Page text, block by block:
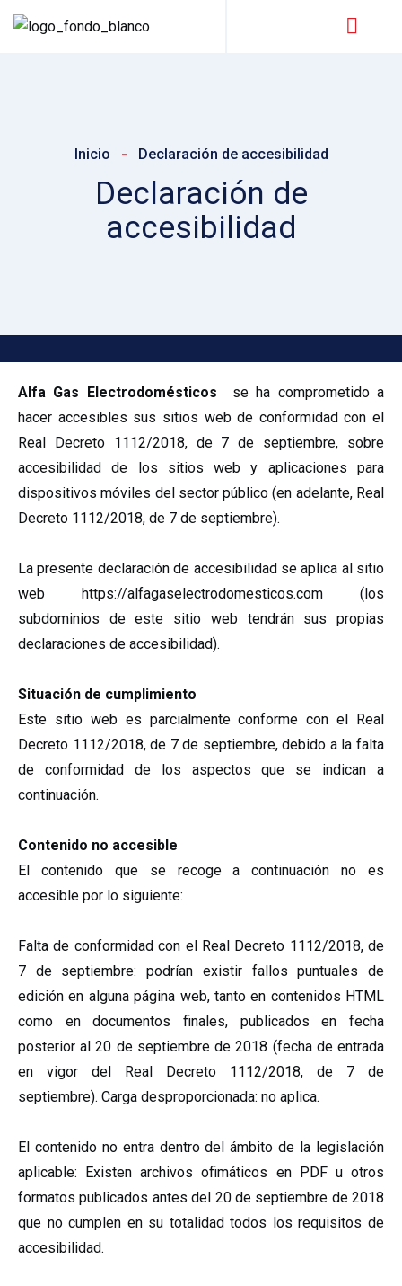
Inicio - Declaración de accesibilidad
Declaración de
accesibilidad
Alfa Gas Electrodomésticos
se ha comprometido a
hacer accesibles sus sitios web de conformidad con el
Real Decreto 1112/2018, de 7 de septiembre, sobre
accesibilidad de los sitios web y aplicaciones para
dispositivos móviles del sector público (en adelante, Real
Decreto 1112/2018, de 7 de septiembre).
La presente declaración de accesibilidad se aplica al sitio
web https://alfagaselectrodomesticos.com (los
subdominios de este sitio web tendrán sus propias
declaraciones de accesibilidad).
Situación de cumplimiento
Este sitio web es parcialmente conforme con el Real
Decreto 1112/2018, de 7 de septiembre, debido a la falta
de conformidad de los aspectos que se indican a
continuación.
Contenido no accesible
El contenido que se recoge a continuación no es
accesible por lo siguiente:
Falta de conformidad con el Real Decreto 1112/2018, de
7 de septiembre: podrían existir fallos puntuales de
edición en alguna página web, tanto en contenidos HTML
como en documentos finales, publicados en fecha
posterior al 20 de septiembre de 2018 (fecha de entrada
en vigor del Real Decreto 1112/2018, de 7 de
septiembre). Carga desproporcionada: no aplica.
El contenido no entra dentro del ámbito de la legislación
aplicable: Existen archivos ofimáticos en PDF u otros
formatos publicados antes del 20 de septiembre de 2018
que no cumplen en su totalidad todos los requisitos de
accesibilidad.